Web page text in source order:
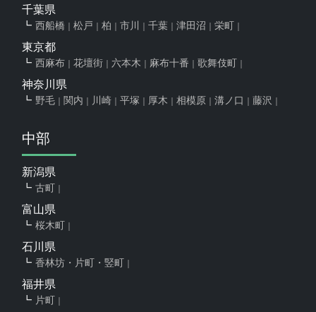
千葉県
西船橋 松戸 柏 市川 千葉 津田沼 栄町
東京都
西麻布 花壇街 六本木 麻布十番 歌舞伎町
神奈川県
野毛 関内 川崎 平塚 厚木 相模原 溝ノ口 藤沢
中部
新潟県
古町
富山県
桜木町
石川県
香林坊・片町・竪町
福井県
片町